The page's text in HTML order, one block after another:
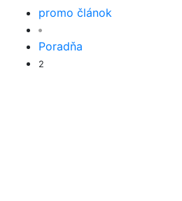
promo článok
Poradňa
2